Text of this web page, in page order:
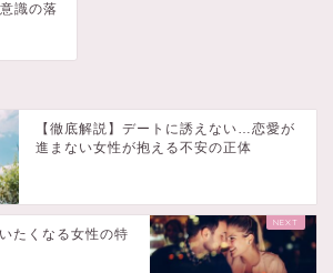
識の落
【徹底解説】デートに誘えない…恋愛が
進まない女性が抱える不安の正体
たくなる女性の特